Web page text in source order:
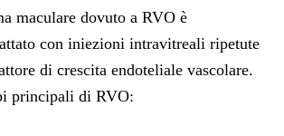
maculare dovuto a RVO è
con iniezioni intravitreali ripetute
di crescita endoteliale vascolare.
principali di RVO: